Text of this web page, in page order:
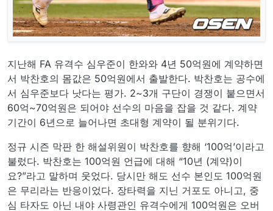
지난해 FA 유격수 심우준이 한와와 4년 50억원에 계약하면
서 박찬호의 몸값은 50억원에서 출발한다. 박찬호는 공수에
서 심우준보다 낫다는 평가. 2~3개 구단이 경쟁이 붙으면서
60억~70억원은 되어야 선수의 마음을 잡을 것 같다. 계약
기간이 6년으로 늘어나면 초대형 계약이 될 분위기다.
정규 시즌 막판 한 해설위원이 박찬호를 향해 ‘100억’이라고
불렀다. 박찬호는 100억원 언급에 대해 “10년 (계약)이
요?”라고 말하며 웃었다. 당시만 해도 선수 본인도 100억원
은 무리라는 반응이었다. 장타력을 지닌 거포도 아니고, 중
심 타자도 아닌 내야 사령관인 유격수에게 100억원은 오버